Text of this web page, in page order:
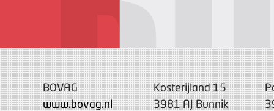
BOVAG
www.bovag.nl
Kosterijland 15
3981 AJ Bunnik